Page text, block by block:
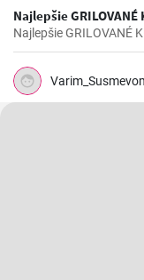
Najlepšie
Najlepšie GRILOVANÉ